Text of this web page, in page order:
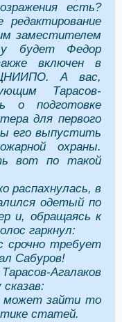
есть?
заместителем
будет Федор
включен в
А вас,
Тарасов-
о подготовке
для первого
его выпустить
охраны.
вот по такой
распахнулась, в
одетый по
и, обращаясь к
гаркнул:
срочно требует
Сабуров!
Агалаков
зайти то
статей.